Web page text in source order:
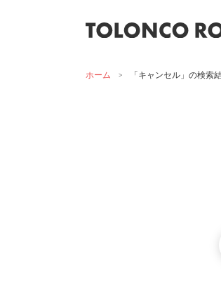
ホーム > 「キャンセル」の検索